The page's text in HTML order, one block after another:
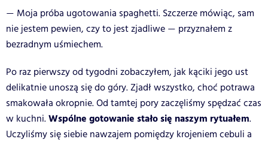
— Moja próba ugotowania spaghetti. Szczerze mówiąc, sam
nie jestem pewien, czy to jest zjadliwe — przyznałem z
bezradnym uśmiechem.
Po raz pierwszy od tygodni zobaczyłem, jak kąciki jego ust
delikatnie unoszą się do góry. Zjadł wszystko, choć potrawa
smakowała okropnie. Od tamtej pory zaczęliśmy spędzać czas
w kuchni.Wspólne gotowanie stało się naszym rytuałem.
Uczyliśmy się siebie nawzajem pomiędzy krojeniem cebuli a